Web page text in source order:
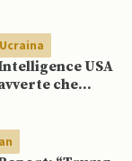
Ucraina
USA
che
è ancora
in